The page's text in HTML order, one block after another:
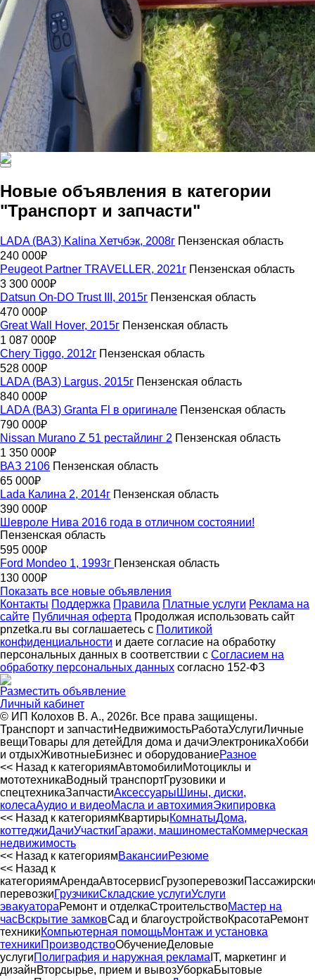
Новые объявления в категории
"Транспорт и запчасти"
LADA (ВАЗ) Kalina Хетчбэк, 2008г Пензенская область
240 000₽
Peugeot Partner TRAVELLER, 2021г Пензенская область
3 300 000₽
Datsun On-DO Trust III, 2015г Пензенская область
470 000₽
Great Wall Hover, 2015г Пензенская область
1 087 000₽
Chery Tiggo, 2012г Пензенская область
528 000₽
LADA (ВАЗ) Largus, 2015г Пензенская область
840 000₽
LADA (ВАЗ) Granta Fl в оригинале Пензенская область
790 000₽
Nissan Murano Z 51 рестайлинг 2 Пензенская область
1 350 000₽
ВАЗ 2106 Пензенская область
65 000₽
Lada Калина 2, 2014г Пензенская область
390 000₽
Шевролe Нива 2016 года в отличном cоcтоянии!
Пензенская область
595 000₽
Ford Mondeo 1, 1993г Пензенская область
130 000₽
Показать все новые объявления
Контакты Поддержка Правила Платные услуги Реклама на
сайте Публичная оферта Продолжая использовать сайт
pnzetka.ru вы соглашаетесь с Политикой
конфиденциальности и даете согласие на обработку
персональных данных в соответствии с Согласием на
обработку персональных данных согласно 152-ФЗ
Разместить объявление
Личный кабинет
© ИП Колохов В. А., 2026г. Все права защищены.
Транспорт и запчастиНедвижимостьРаботаУслугиЛичные
вещиТовары для детейДля дома и дачиЭлектроникаХобби
и отдыхЖивотныеБизнес и оборудованиеРазное
<< Назад к категориямАвтомобилиМотоциклы и
мототехникаВодный транспортГрузовики и
спецтехникаЗапчастиАксессуары Шины, диски,
колесаАудио и видеоМасла и автохимияЭкипировка
<< Назад к категориямКвартирыКомнатыДома,
коттеджиДачиУчасткиГаражи, машиноместаКоммерческая
недвижимость
<< Назад к категориямВакансииРезюме
<< Назад к
категориямАрендаАвтосервиcГрузоперевозки
перевозкиГрузчикиСкладские услугиУслуги
эвакуатораРемонт и отделкаСтроительствоМастер на
часВскрытие замковСад и благоустройствоКрасотаРемонт
техникиКомпьютерная помощьМонтаж и установка
техникиПроизводствоОбучениеДеловые
услугиПолиграфия и наружная реклама IT, маркетинг и
дизайнВторсырье, прием и вывозУборкаБытовые